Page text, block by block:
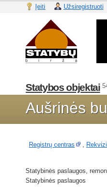
Įeiti Užsiregistruoti
Statybos objektai
Aušrinės
Registrų centras ,
Statybinės paslaugos,
Statybinės paslaugos